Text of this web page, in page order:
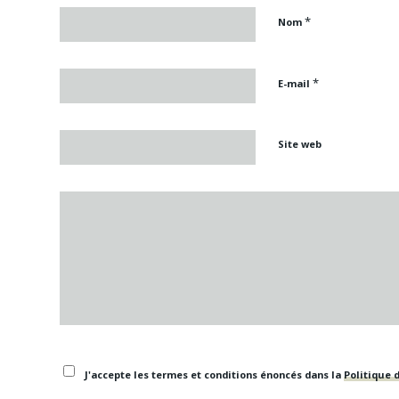
Nom *
E-mail *
Site web
J'accepte les termes et conditions énoncés dans la Politique